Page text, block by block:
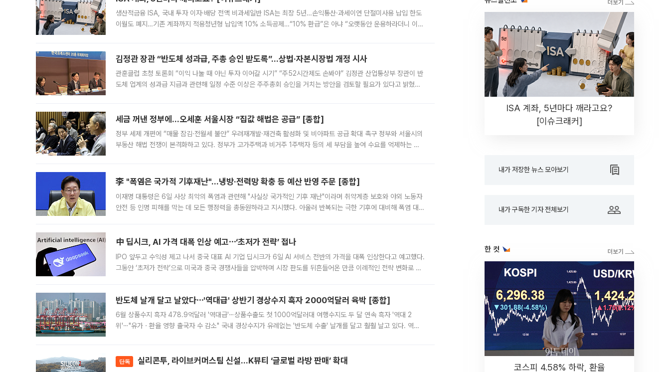
생산적금융 ISA, 국내 투자 이자·배당 전액 비과세일반 ISA는 최장 5년…손익통산·과세이연 단절미사용 납입 한도
이월도 폐지…기존 계좌까지 적용청년형 납입액 10% 소득공제…“10% 환급”은 아냐 “오랫동안 운용하라더니 이제
김정관 장관 “반도체 성과급, 주총 승인 받도록”…상법·자본시장법 개정 시사
관훈클럽 초청 토론회 “이익 나눌 때 아닌 투자 이어갈 시기” “주52시간제도 손봐야” 김정관 산업통상부 장관이 반
도체 업계의 성과급 지급과 관련해 일정 수준 이상은 주주총회 승인을 거치는 방안을 검토할 필요가 있다고 밝혔다.
세금 꺼낸 정부에…오세훈 서울시장 “집값 해법은 공급” [종합]
정부 세제 개편에 “매물 잠김·전월세 불안” 우려재개발·재건축 활성화 및 비아파트 공급 확대 촉구 정부와 서울시의
부동산 해법 전쟁이 본격화하고 있다. 정부가 고가주택과 비거주 1주택자 등의 세 부담을 높여 수요를 억제하는 카
李 "폭염은 국가적 기후재난"…냉방·전력망 확충 등 예산 반영 주문 [종합]
이재명 대통령은 6일 사상 최악의 폭염과 관련해 "사실상 국가적인 기후 재난"이라며 취약계층 보호와 야외 노동자
안전 등 인명 피해를 막는 데 모든 행정력을 총동원하라고 지시했다. 아울러 반복되는 극한 기후에 대비해 폭염 대응
中 딥시크, AI 가격 대폭 인상 예고⋯‘초저가 전략’ 접나
IPO 앞두고 수익성 제고 나서 중국 대표 AI 기업 딥시크가 6일 AI 서비스 전반의 가격을 대폭 인상한다고 예고했다.
그동안 ‘초저가 전략’으로 미국과 중국 경쟁사들을 압박하며 시장 판도를 뒤흔들어온 만큼 이례적인 전략 변화로 평
반도체 날개 달고 날았다⋯'역대급' 상반기 경상수지 흑자 2000억달러 육박 [종합]
6월 상품수지 흑자 478.9억달러 '역대급'⋯상품수출도 첫 1000억달러대 여행수지도 두 달 연속 흑자 '역대 2
위'⋯"유가ㆍ환율 영향 출국자 수 감소" 국내 경상수지가 유례없는 '반도체 수출' 날개를 달고 훨훨 날고 있다. 역대
단독 실리콘투, 라이브커머스팀 신설…K뷰티 ‘글로벌 라방 판매’ 확대
ISA 계좌, 5년마다 깨라고요?
[이슈크래커]
내가 저장한 뉴스 모아보기
내가 구독한 기자 전체보기
한 컷
코스피 4.58% 하락, 환율